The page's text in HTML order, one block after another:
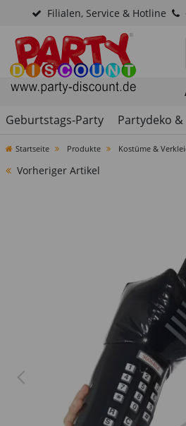
Filialen, Service & Hotline
Geburtstags-Party
Partydeko
Startseite Produkte Kostüme &
Vorheriger Artikel